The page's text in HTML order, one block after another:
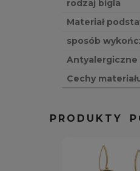
rodzaj bigla
Materiał
sposób
Antyalergiczne
Cechy
PRODUKTY